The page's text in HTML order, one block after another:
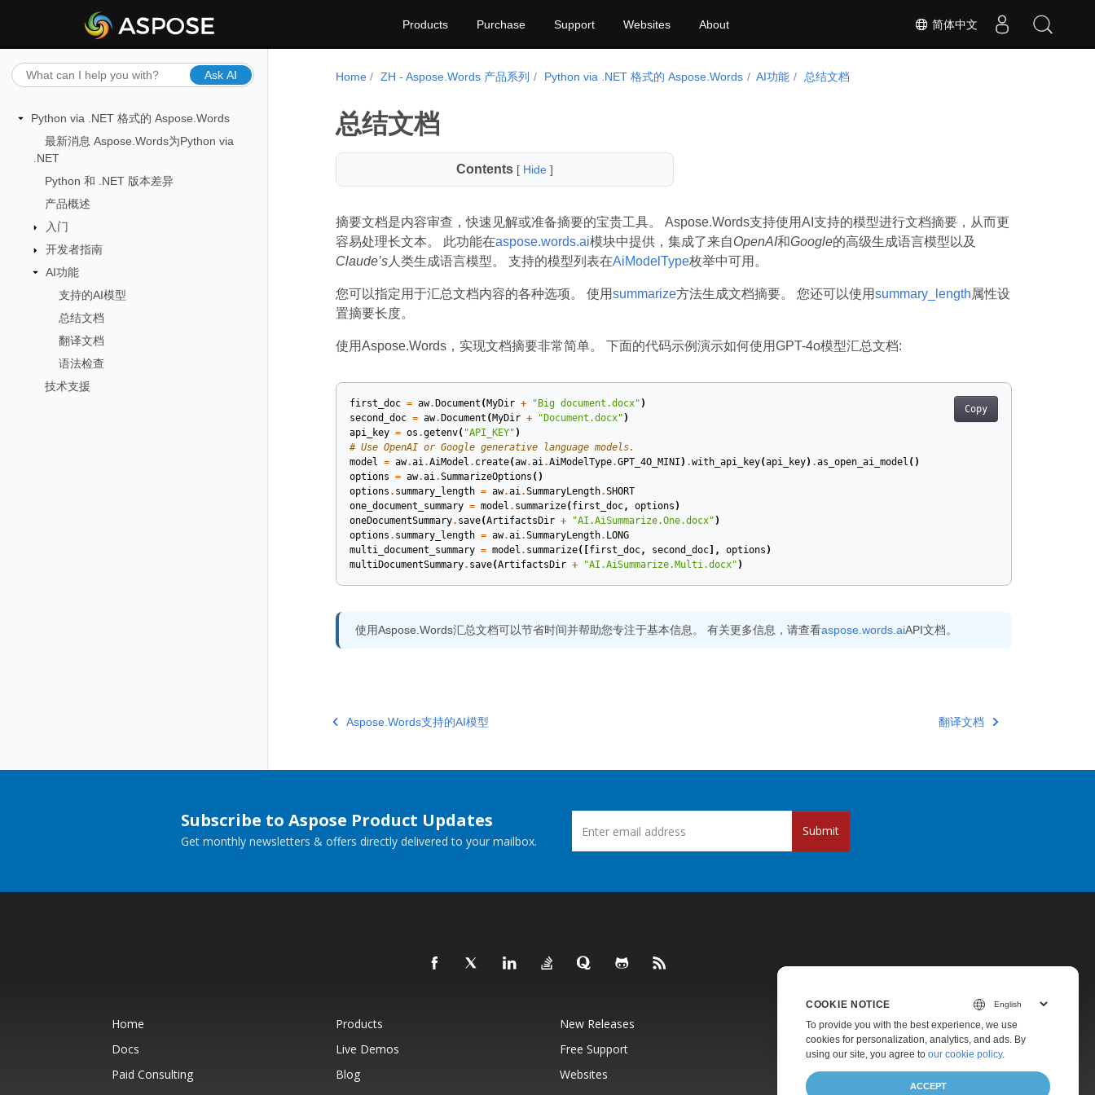
简体中文
Products Purchase Support Websites About
Ask AI
Python via .NET 格式的 Aspose.Words
最新消息 Aspose.Words为Python via
.NET
Python 和 .NET 版本差异
产品概述
入门
开发者指南
AI功能
支持的AI模型
总结文档
翻译文档
语法检查
技术支援
Home ZH - Aspose.Words 产品系列 Python via .NET 格式的 Aspose.Words AI功能 总结文档
总结文档
Contents[ Hide ]
摘要文档是内容审查，快速见解或准备摘要的宝贵工具。 Aspose.Words支持使用AI支持的模型进行文档摘要，从而更
容易处理长文本。 此功能在aspose.words.ai模块中提供，集成了来自OpenAI和Google的高级生成语言模型以及
Claude’s人类生成语言模型。 支持的模型列表在AiModelType枚举中可用。
您可以指定用于汇总文档内容的各种选项。 使用summarize方法生成文档摘要。 您还可以使用summary_length属性设
置摘要长度。
使用Aspose.Words，实现文档摘要非常简单。 下面的代码示例演示如何使用GPT-4o模型汇总文档:
Copy
first_doc = aw. Document ( MyDir + "Big document.docx" )
second_doc = aw. Document ( MyDir + "Document.docx" )
api_key = os .getenv( "API_KEY" )
# Use OpenAI or Google generative language models.
model = aw.ai.AiModel . create(aw.ai.AiModelType.GPT_4O_MINI ) .with_api_key(api_key) .as_open_ai_model ()
options = aw.ai.SummarizeOptions ()
options . summary_length = aw.ai.SummaryLength.SHORT
one_document_summary = model . summarize( first_doc, options )
oneDocumentSummary. save(ArtifactsDir + "AI.AiSummarize.One.docx" )
options . summary_length = aw.ai.SummaryLength. LONG
multi_document_summary = model . summarize([ first_doc, second_doc], options )
multiDocumentSummary. save(ArtifactsDir + "AI.AiSummarize.Multi.docx" )
使用Aspose.Words汇总文档可以节省时间并帮助您专注于基本信息。 有关更多信息，请查看aspose.words.aiAPI文档。
Aspose.Words支持的AI模型 翻译文档
Subscribe to Aspose Product Updates
Get monthly newsletters & offers directly delivered to your mailbox.
Submit
Home Products New Releases
Pricing
Docs
Live Demos Free Support
Paid Support
Paid Consulting
Blog Websites About
COOKIE NOTICE
To provide you with the best experience, we use
cookies for personalization, analytics, and ads. By
using our site, you agree to our cookie policy.
ACCEPT